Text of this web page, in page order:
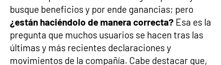
busque beneficios y por ende ganancias; pero
¿están haciéndolo de manera correcta? Esa es la
pregunta que muchos usuarios se hacen tras las
últimas y más recientes declaraciones y
movimientos de la compañía. Cabe destacar que,